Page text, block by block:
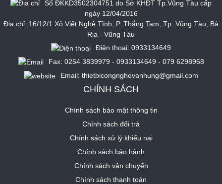
Số ĐKKD3502304751 do Sở KHĐT Tp.Vũng Tàu cấp
ngày 12/04/2016
Đia chỉ: 16/12/1 Xô Viết Nghệ Tĩnh, P. Thắng Tam, Tp. Vũng Tàu, Bà
Rịa - Vũng Tàu
Điện thoại: 0933134649
Fax: 0254 3839979 - 0933134649 - 079 6298968
Email: thietbicongnghevanhung@gmail.com
CHÍNH SÁCH
Chính sách bảo mật thông tin
Chính sách đổi trả
Chính sách xử lý khiếu nại
Chính sách bảo hành
Chính sách vận chuyển
Chính sách thanh toán